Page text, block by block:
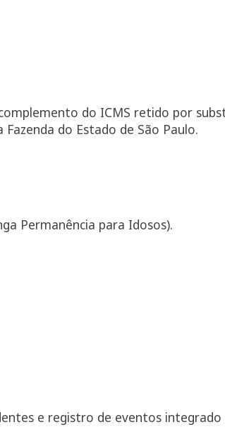
do ICMS retido por
do Estado de São Paulo.
Permanência para Idosos).
e registro de eventos integrado